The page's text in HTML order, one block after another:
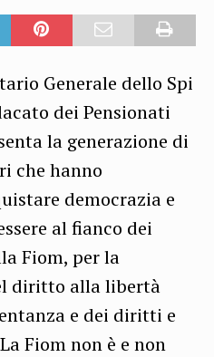
Generale dello Spi
dei Pensionati
la generazione di
che hanno
democrazia e
al fianco dei
Fiom, per la
diritto alla libertà
e dei diritti e
Fiom non è e non